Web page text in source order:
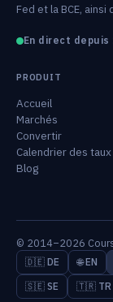
Fed et la BCE,
En direct depuis
PRODUIT
Accueil
Marchés
Convertir
Calendrier des taux
Blog
© 2014–2026
🇩🇪 DE 🌐 EN
🇸🇪 SE
🇹🇷 TR